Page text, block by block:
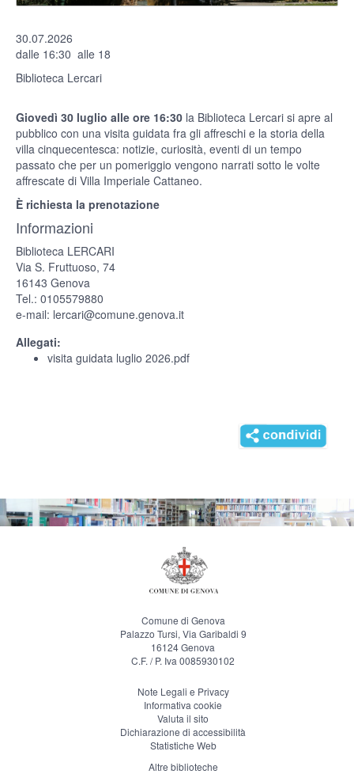
30.07.2026
dalle 16:30 alle 18
Biblioteca Lercari
Giovedì 30 luglio alle ore 16:30 la Biblioteca Lercari si apre al
pubblico con una visita guidata fra gli affreschi e la storia della
villa cinquecentesca: notizie, curiosità, eventi di un tempo
passato che per un pomeriggio vengono narrati sotto le volte
affrescate di Villa Imperiale Cattaneo.
È richiesta la prenotazione
Informazioni
Biblioteca LERCARI
Via S. Fruttuoso, 74
16143 Genova
Tel.: 0105579880
e-mail: lercari@comune.genova.it
Allegati:
visita guidata luglio 2026.pdf
Comune di Genova
Palazzo Tursi, Via Garibaldi 9
16124 Genova
C.F. / P. Iva 0085930102
Note Legali e Privacy
Informativa cookie
Valuta il sito
Dichiarazione di accessibilità
Statistiche Web
Altre biblioteche